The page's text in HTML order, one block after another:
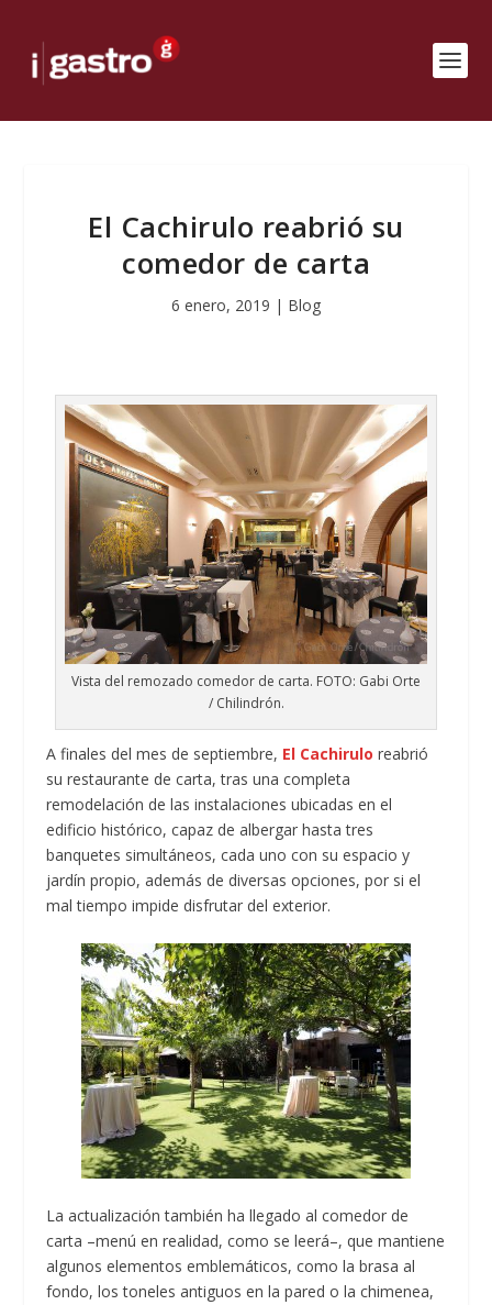
El Cachirulo reabrió su
comedor de carta
6 enero, 2019 | Blog
Vista del remozado comedor de carta. FOTO: Gabi Orte
/ Chilindrón.
A finales del mes de septiembre, El Cachirulo reabrió
su restaurante de carta, tras una completa
remodelación de las instalaciones ubicadas en el
edificio histórico, capaz de albergar hasta tres
banquetes simultáneos, cada uno con su espacio y
jardín propio, además de diversas opciones, por si el
mal tiempo impide disfrutar del exterior.
La actualización también ha llegado al comedor de
carta –menú en realidad, como se leerá–, que mantiene
algunos elementos emblemáticos, como la brasa al
fondo, los toneles antiguos en la pared o la chimenea,